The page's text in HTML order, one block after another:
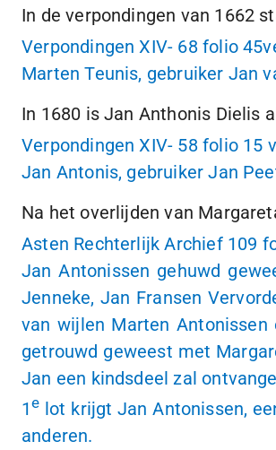
In de verpondingen van 1662
Verpondingen XIV- 68 folio
Marten Teunis, gebruiker Jan
In 1680 is Jan Anthonis Dielis
Verpondingen XIV- 58 folio 15
Jan Antonis, gebruiker Jan
Na het overlijden van
Asten Rechterlijk Archief 109
Jan Antonissen gehuwd
Jenneke, Jan Fransen
van wijlen Marten
getrouwd geweest met
Jan een kindsdeel zal
1e lot krijgt Jan Antonissen,
anderen.